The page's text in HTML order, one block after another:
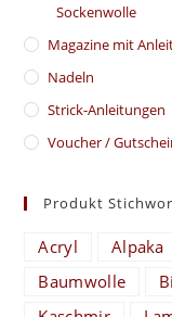
Sockenwolle
Magazine mit
Nadeln
Strick-Anleitungen
Voucher /
Produkt
Acryl Alpaka
Baumwolle